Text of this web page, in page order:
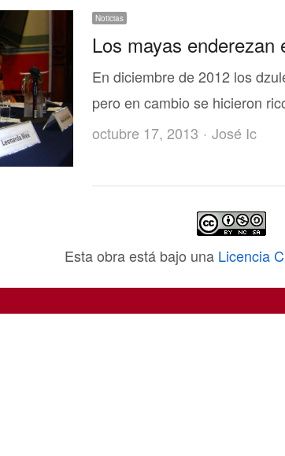
Noticias
Los mayas enderezan
En diciembre de 2012 los
pero en cambio se hicieron
octubre 17, 2013
Author
José Ic
Esta obra está bajo una Licencia